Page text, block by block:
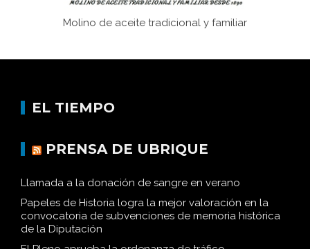
Molino de aceite tradicional y familiar
EL TIEMPO
PRENSA DE UBRIQUE
Llamada a la donación de sangre en verano
Papeles de Historia logra la mejor valoración en la
convocatoria de subvenciones de memoria histórica
de la Diputación